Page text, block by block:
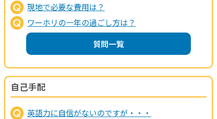
現地で必要な費用は？
ワーホリの一年の過ごし方は？
質問一覧
自己手配
英語力に自信がないのですが・・・